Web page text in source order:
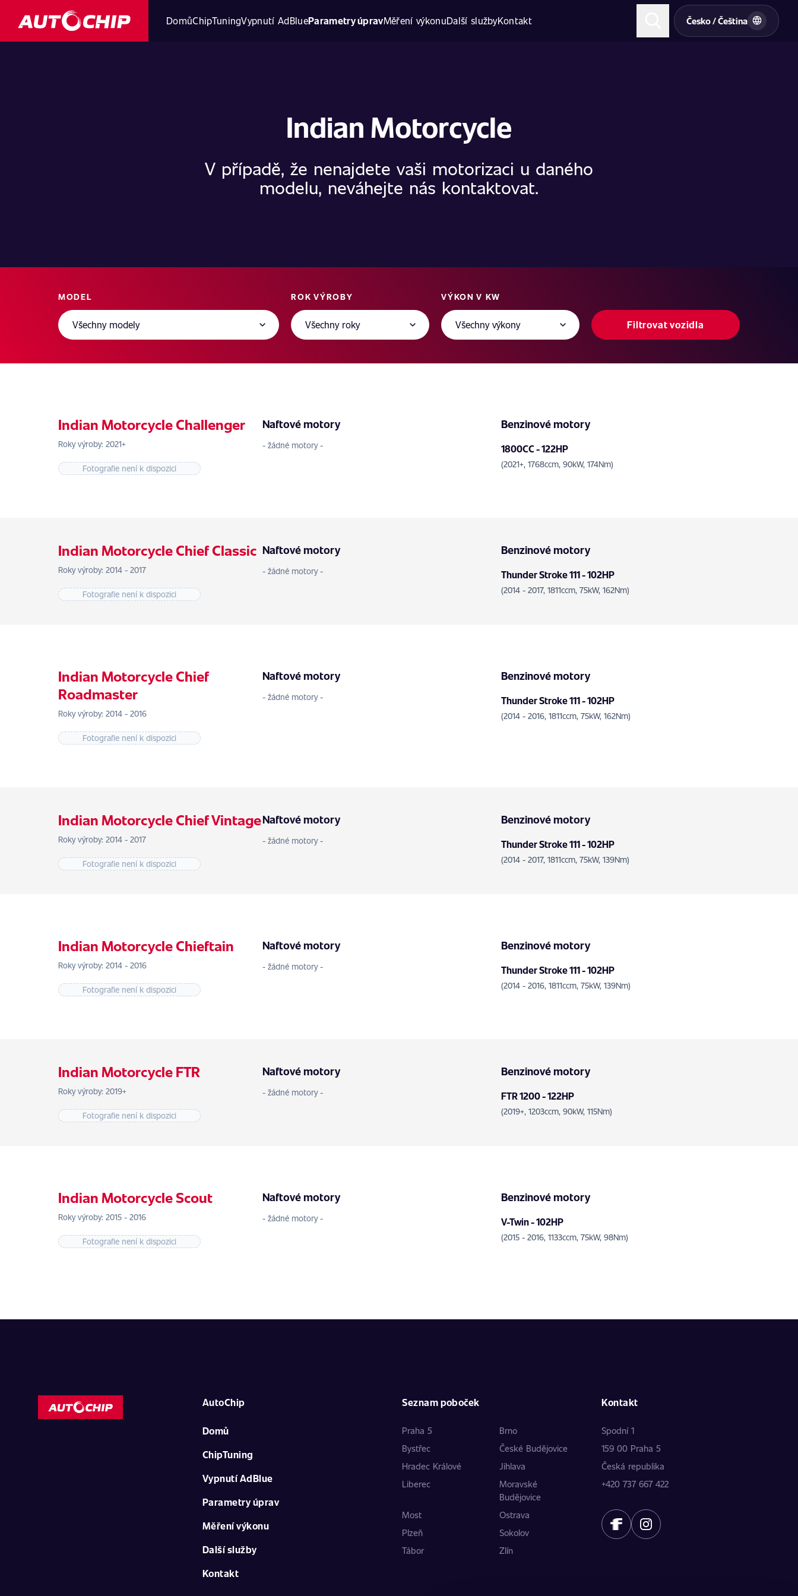
DomůChipTuningVypnutí AdBlueParametry úpravMěření výkonuDalší službyKontakt Česko / Čeština
Indian Motorcycle
V případě, že nenajdete vaši motorizaci u daného
modelu, neváhejte nás kontaktovat.
MODEL ROK VÝROBY VÝKON V KW
Filtrovat vozidla
Indian Motorcycle Challenger
Roky výroby: 2021+
Fotografie není k dispozici
Naftové motory
- žádné motory -
Benzinové motory
1800CC - 122HP
(2021+, 1768ccm, 90kW, 174Nm)
Indian Motorcycle Chief Classic
Roky výroby: 2014 - 2017
Fotografie není k dispozici
Naftové motory
- žádné motory -
Benzinové motory
Thunder Stroke 111 - 102HP
(2014 - 2017, 1811ccm, 75kW, 162Nm)
Indian Motorcycle Chief
Roadmaster
Roky výroby: 2014 - 2016
Fotografie není k dispozici
Naftové motory
- žádné motory -
Benzinové motory
Thunder Stroke 111 - 102HP
(2014 - 2016, 1811ccm, 75kW, 162Nm)
Indian Motorcycle Chief Vintage
Roky výroby: 2014 - 2017
Fotografie není k dispozici
Naftové motory
- žádné motory -
Benzinové motory
Thunder Stroke 111 - 102HP
(2014 - 2017, 1811ccm, 75kW, 139Nm)
Indian Motorcycle Chieftain
Roky výroby: 2014 - 2016
Fotografie není k dispozici
Naftové motory
- žádné motory -
Benzinové motory
Thunder Stroke 111 - 102HP
(2014 - 2016, 1811ccm, 75kW, 139Nm)
Indian Motorcycle FTR
Roky výroby: 2019+
Fotografie není k dispozici
Naftové motory
- žádné motory -
Benzinové motory
FTR 1200 - 122HP
(2019+, 1203ccm, 90kW, 115Nm)
Indian Motorcycle Scout
Roky výroby: 2015 - 2016
Fotografie není k dispozici
Naftové motory
- žádné motory -
Benzinové motory
V-Twin - 102HP
(2015 - 2016, 1133ccm, 75kW, 98Nm)
AutoChip
Domů
ChipTuning
Vypnutí AdBlue
Parametry úprav
Měření výkonu
Další služby
Kontakt
Seznam poboček
Praha 5
Brno
Bystřec
České Budějovice
Hradec Králové
Jihlava
Liberec
Moravské
Budějovice
Most
Ostrava
Plzeň
Sokolov
Tábor
Zlín
Kontakt
Spodní 1
159 00 Praha 5
Česká republika
+420 737 667 422